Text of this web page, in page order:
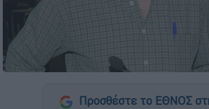
Προσθέστε το ΕΘΝΟΣ